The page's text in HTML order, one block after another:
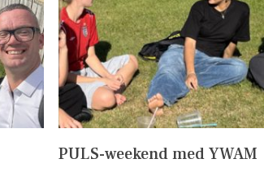
PULS-weekend med YWAM